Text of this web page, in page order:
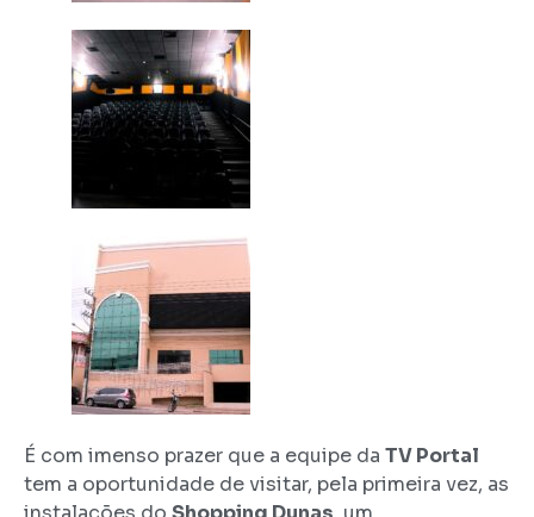
É com imenso prazer que a equipe da TV Portal
tem a oportunidade de visitar, pela primeira vez, as